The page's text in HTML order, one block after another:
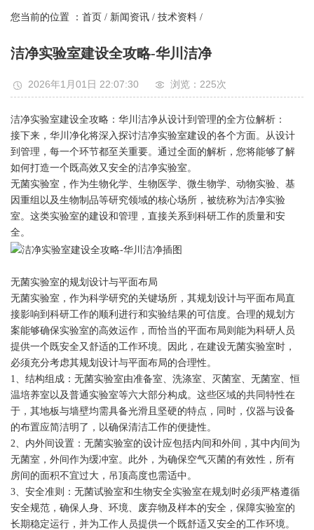
您当前的位置 ： 首页 / 新闻资讯 / 技术资料 /
洁净实验室建设全攻略-华川洁净
2026年1月01日 22:07:30 浏览：225次
洁净实验室建设全攻略：华川洁净从设计到管理的全方位解析：
接下来，华川净化将深入探讨洁净实验室建设的各个方面。从设计
到管理，每一个环节都至关重要。通过全面的解析，您将能够了解
如何打造一个既高效又安全的洁净实验室。
无菌实验室，作为生物化学、生物医学、微生物学、动物实验、基
因重组以及生物制品等研究领域的核心场所，被统称为洁净实验
室。这类实验室的建设和管理，直接关系到科研工作的质量和安
全。
无菌实验室的规划设计与平面布局
无菌实验室，作为科学研究的关键场所，其规划设计与平面布局直
接影响到科研工作的顺利进行和实验结果的可信度。合理的规划方
案能够确保实验室的高效运作，而恰当的平面布局则能为科研人员
提供一个既安全又舒适的工作环境。因此，在建设无菌实验室时，
必须充分考虑其规划设计与平面布局的合理性。
1、结构组成：无菌实验室由准备室、洗涤室、灭菌室、无菌室、恒
温培养室以及普通实验室等六大部分构成。这些区域的共同特性在
于，其地板与墙壁均需具备光滑且坚硬的特点，同时，仪器与设备
的布置应简洁明了，以确保清洁工作的便捷性。
2、内外间设置：无菌实验室的设计应包括内间和外间，其中内间为
无菌室，外间作为缓冲室。此外，为确保空气灭菌的有效性，所有
房间的面积不宜过大，吊顶高度也需适中。
3、安全准则：无菌试验室和生物安全实验室在规划时必须严格遵循
安全规范，确保人身、环境、废弃物及样本的安全，保障实验室的
长期稳定运行，并为工作人员提供一个既舒适又安全的工作环境。